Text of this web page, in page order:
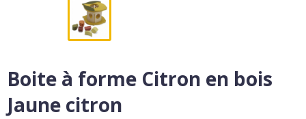
Boite à forme Citron en bois
Jaune citron